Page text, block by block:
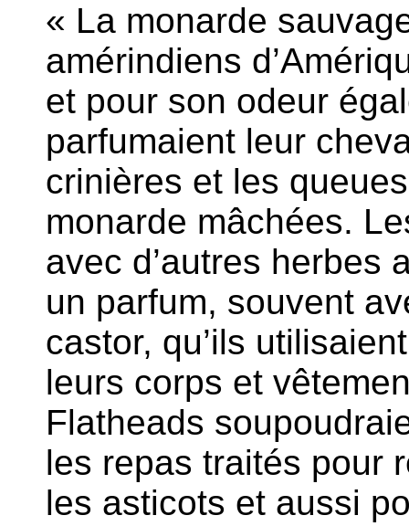
« La monarde
amérindiens
et pour son odeur
parfumaient leur
crinières et les
monarde mâchées.
avec d’autres herbes
un parfum, souvent
castor, qu’ils
leurs corps et
Flatheads
les repas traités pour
les asticots et aussi